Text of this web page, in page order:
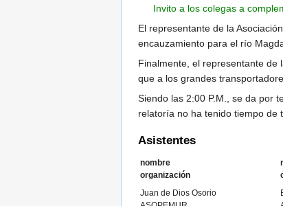
Invito a los colegas a
El representante de la
encauzamiento para el río
Finalmente, el representante de
que a los grandes
Siendo las 2:00 P.M., se da por
relatoría no ha tenido tiempo de
Asistentes
nombre
organización
Juan de Dios Osorio